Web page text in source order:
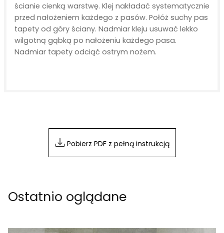
ścianie cienką warstwę. Klej nakładać systematycznie
przed nałożeniem każdego z pasów. Połóż suchy pas
tapety od góry ściany. Nadmiar kleju usuwać lekko
wilgotną gąbką po nałożeniu każdego pasa.
Nadmiar tapety odciąć ostrym nożem.
Pobierz PDF z pełną instrukcją
Ostatnio oglądane